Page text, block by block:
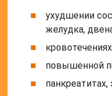
ухудшении
желудка,
повышенной
панкреатитах,